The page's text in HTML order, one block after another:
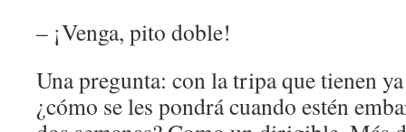
– ¡Venga, pito doble!
Una pregunta: con la tripa que tienen
¿cómo se les pondrá cuando estén